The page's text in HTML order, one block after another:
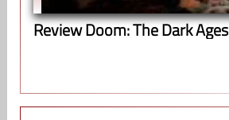
Review Doom: The Dark Ages